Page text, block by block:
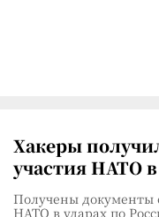
Хакеры
участия НАТО
Получены документы
НАТО в ударах по